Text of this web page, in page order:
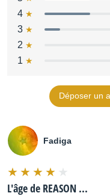
4
3
2
1
Déposer un
Fadiga
L'âge de REASON ...